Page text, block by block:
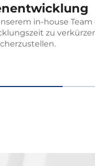
in-house
zu